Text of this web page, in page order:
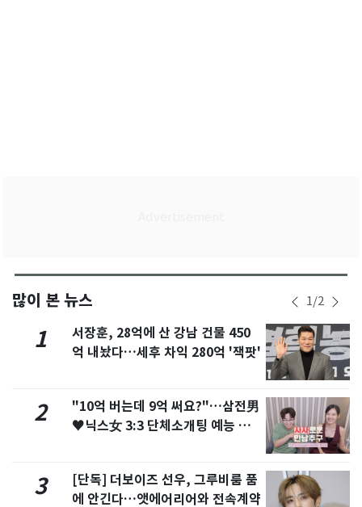
많이 본 뉴스 1/2
1
서장훈, 28억에 산 강남 건물 450
억 내놨다…세후 차익 280억 '잭팟'
2
"10억 버는데 9억 써요?"…삼전男
♥닉스女 3:3 단체소개팅 예능 화
3
[단독] 더보이즈 선우, 그루비룸 품
에 안긴다…앳에어리어와 전속계약